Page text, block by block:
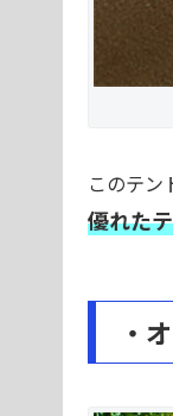
このテン
優れた
・